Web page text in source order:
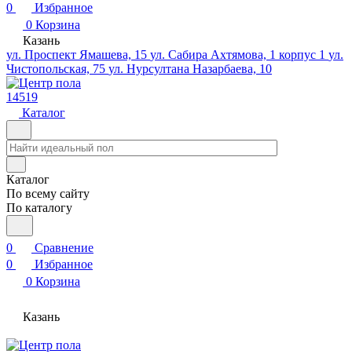
0
Избранное
0 Корзина
Казань
ул. Проспект Ямашева, 15 ул. Сабира Ахтямова, 1 корпус 1 ул.
Чистопольская, 75 ул. Нурсултана Назарбаева, 10
14519
Каталог
Каталог
По всему сайту
По каталогу
0
Сравнение
0
Избранное
0 Корзина
Казань